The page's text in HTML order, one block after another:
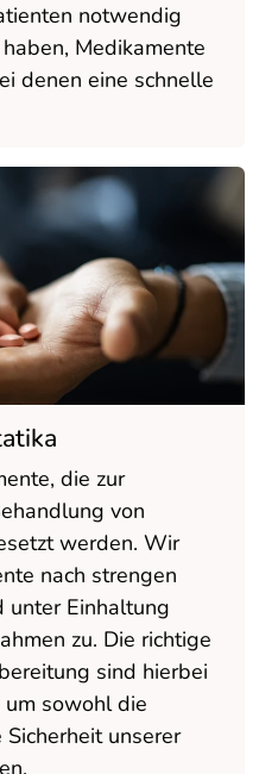
notwendig
Medikamente
denen eine schnelle
die zur
von
werden. Wir
nach strengen
unter Einhaltung
zu. Die richtige
sind hierbei
sowohl die
unserer